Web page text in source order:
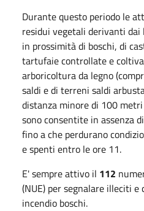
Durante questo periodo le
residui vegetali derivanti
in prossimità di boschi, di
tartufaie controllate e
arboricoltura da legno
saldi e di terreni saldi
distanza minore di 100
sono consentite in assenza
fino a che perdurano
e spenti entro le ore 11.
E' sempre attivo il 112
(NUE) per segnalare illeciti
incendio boschi.